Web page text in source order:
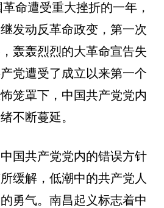
命遭受重大挫折的一年，
发动反革命政变，第一次
轰轰烈烈的大革命宣告失
党遭受了成立以来第一个
笼罩下，中国共产党党内
不断蔓延。
国共产党党内的错误方针
缓解，低潮中的共产党人
勇气。南昌起义标志着中